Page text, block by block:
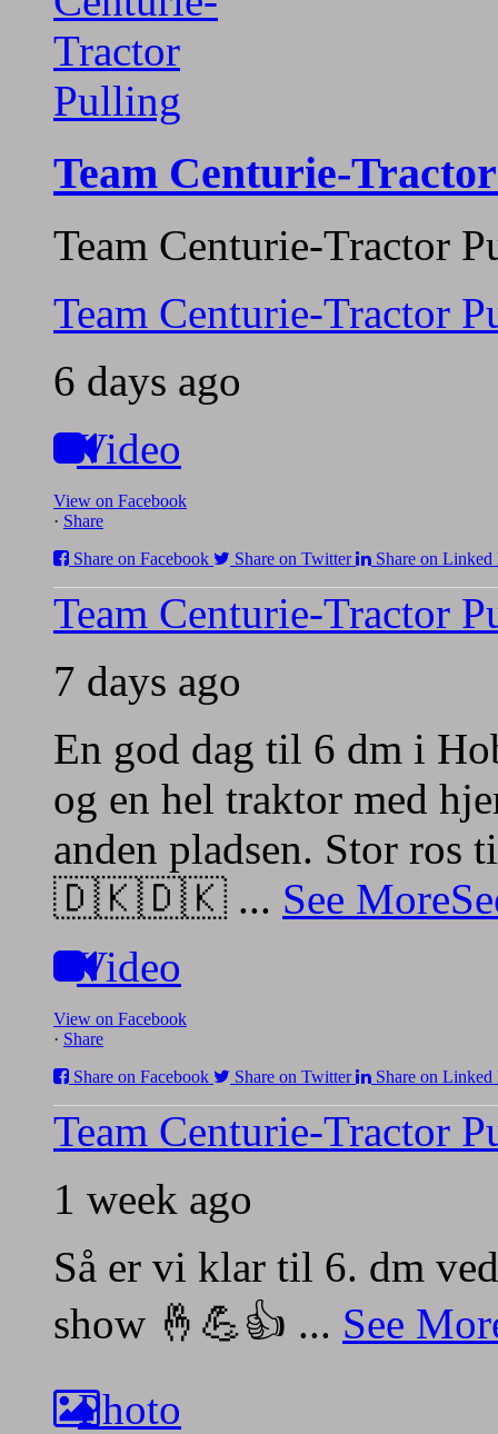
Team Centurie-
Team Centurie-Tractor
Team Centurie-Tractor
6 days ago
Video
View on Facebook
· Share
Share on Facebook
Share on Twitter Share on Linked
Team Centurie-Tractor
7 days ago
En god dag til 6 dm i
og en hel traktor med
anden pladsen. Stor ros
🇩🇰🇩🇰 ... See More
Video
View on Facebook
· Share
Share on Facebook
Share on Twitter Share on Linked
Team Centurie-Tractor
1 week ago
Så er vi klar til 6. dm
show 🤞💪👍 ... See
Photo